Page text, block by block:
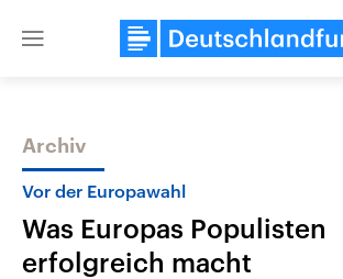
Close
Themen
Archiv
Vor der Europawahl
Was Europas Populisten
erfolgreich macht